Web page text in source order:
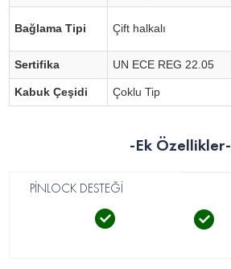
Bağlama Tipi Çift halkalı
Sertifika UN ECE REG 22.05
Kabuk Çeşidi Çoklu Tip
-Ek Özellikler-
PİNLOCK DESTEĞİ